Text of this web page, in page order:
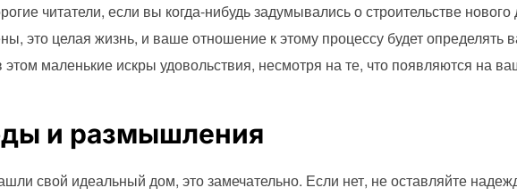
читатели, если вы когда-нибудь задумывались о строительстве
это целая жизнь, и ваше отношение к этому процессу будет
этом маленькие искры удовольствия, несмотря на те, что появляются на
и размышления
свой идеальный дом, это замечательно. Если нет, не оставляйте